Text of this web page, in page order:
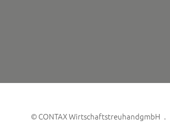
© CONTAX WirtschaftstreuhandgmbH